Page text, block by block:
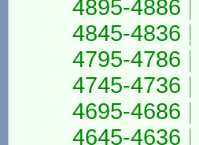
4895-4886 |
4845-4836 |
4795-4786 |
4745-4736 |
4695-4686 |
4645-4636 |